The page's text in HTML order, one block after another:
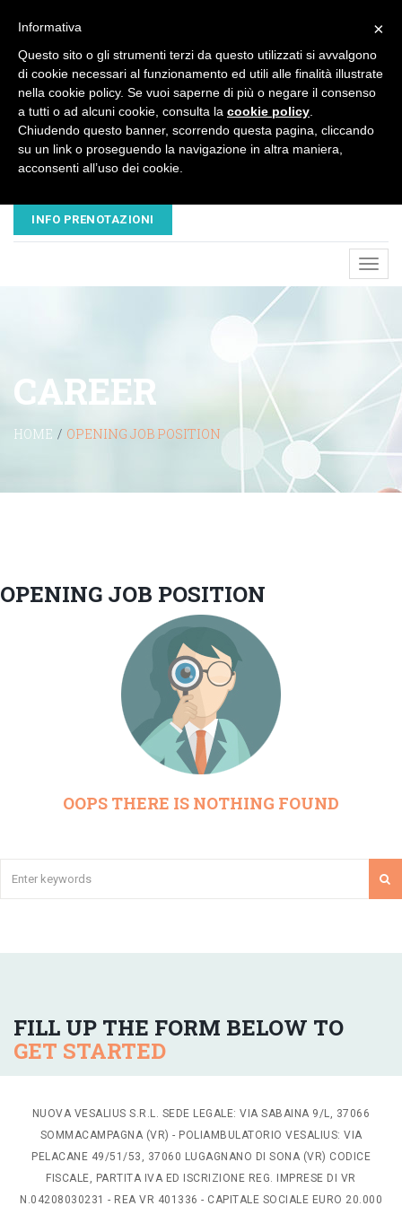
EMAIL
INFO PRENOTAZIONI
CAREER
HOME / OPENING JOB POSITION
OPENING JOB POSITION
OOPS THERE IS NOTHING FOUND
FILL UP THE FORM BELOW TO
GET STARTED
NUOVA VESALIUS S.R.L. SEDE LEGALE: VIA SABAINA 9/L, 37066
SOMMACAMPAGNA (VR) - POLIAMBULATORIO VESALIUS: VIA
PELACANE 49/51/53, 37060 LUGAGNANO DI SONA (VR) CODICE
FISCALE, PARTITA IVA ED ISCRIZIONE REG. IMPRESE DI VR
N.04208030231 - REA VR 401336 - CAPITALE SOCIALE EURO 20.000
×
Informativa
Questo sito o gli strumenti terzi da questo utilizzati si avvalgono
di cookie necessari al funzionamento ed utili alle finalità illustrate
nella cookie policy. Se vuoi saperne di più o negare il consenso
a tutti o ad alcuni cookie, consulta la cookie policy
Chiudendo questo banner, scorrendo questa pagina, cliccando
su un link o proseguendo la navigazione in altra maniera,
acconsenti all’uso dei cookie.